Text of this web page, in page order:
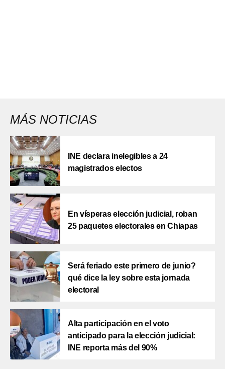
MÁS NOTICIAS
INE declara inelegibles a 24
magistrados electos
En vísperas elección judicial, roban
25 paquetes electorales en Chiapas
Será feriado este primero de junio?
qué dice la ley sobre esta jornada
electoral
Alta participación en el voto
anticipado para la elección judicial:
INE reporta más del 90%